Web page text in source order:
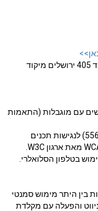
פניה באמצעות הדואר – שלמה הלוי 5 ת.ד 405 ירושלים מיקוד
עם מוגבלות (התאמות
האתר תואם את המלצות התקן הישראלי (ת”י 5568) לנגישות תכנים
בטלפון הסלואלרי.
בין היתר מימוש סמנטי
ניווט והפעלה עם מקלדת